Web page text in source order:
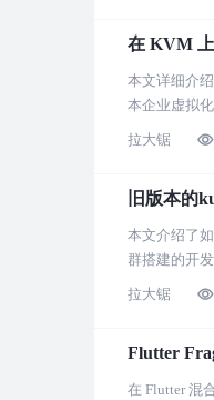
在 KVM
本文详细介
本企业虚拟
拉大锯
旧版本的
本文介绍了
群搭建的开
拉大锯
Flutter
在 Flutter 混